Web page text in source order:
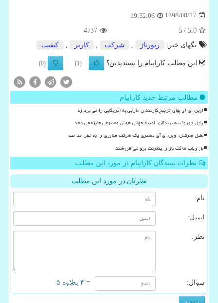
1398/08/17
19:32:06
5.0
/ 5
4737
تگهای خبر:
رپورتاژ شركت كاربر كیفیت
این مطلب کاراپیام را پسندیدین؟ (1)
(0)
مطالب مرتبط جدید کاراپیام
اوپن ای آی بهای ترجیح کارمندان خارجی به آمریکایی را می پردازد
پاول دوروف به برندگان المپیاد جهانی هوش مصنوعی جایزه می دهد
عامل سرکش اوپن ای آی مشتری یک شرکت فناوری را به خطر انداخت
بازاریاب ها کف بازار اینترنت پرو می فروشند
نظرات بینندگان کاراپیام در مورد این مطلب
نظرتان در مورد این مطلب
نام:
ایمیل:
نظر:
سوال: = ۴ بعلاوه ۵